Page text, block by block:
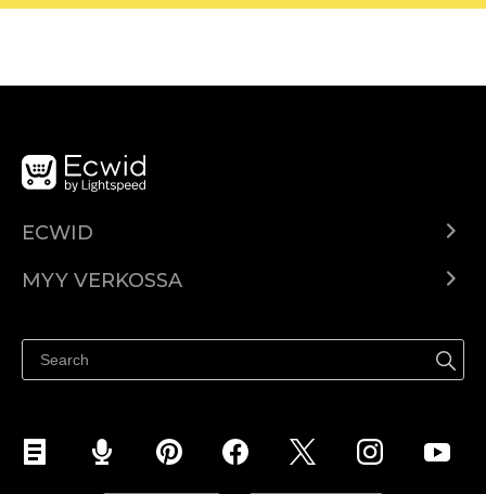
ECWID
Hinnoittelu
MYY VERKOSSA
Myy Facebookissa
Myy Instagramissa